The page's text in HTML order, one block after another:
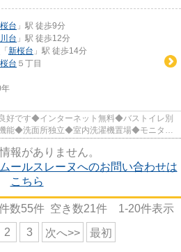
桜台 」駅 徒歩9分
台 」駅 徒歩12分
「 新桜台 」駅 徒歩14分
桜台 ５丁目
好です◆インターネット無料◆バストイレ別
能◆洗面所独立◆室内洗濯機置場◆モニタ付
報がありません。
ールスレーヌへのお問い合わせは
こちら
数55件 空き数21件 1-20件表示
2 3 次へ>> 最初